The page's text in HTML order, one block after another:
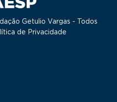
Getulio Vargas - Todos
de Privacidade